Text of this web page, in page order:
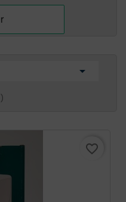

favorite_border